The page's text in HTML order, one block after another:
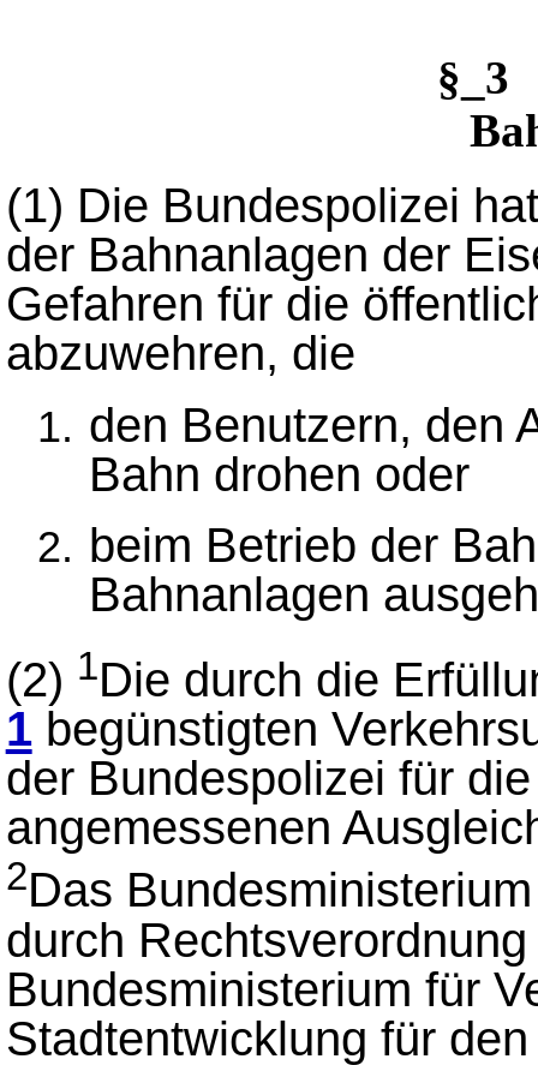
§_3
(1) Die Bundespolizei
der Bahnanlagen der
Gefahren für die
abzuwehren, die
den Benutzern, den
Bahn drohen oder
beim Betrieb der
Bahnanlagen
(2) 1Die durch die
1begünstigten
der Bundespolizei für
angemessenen
2Das
durch
Bundesministerium für
Stadtentwicklung für